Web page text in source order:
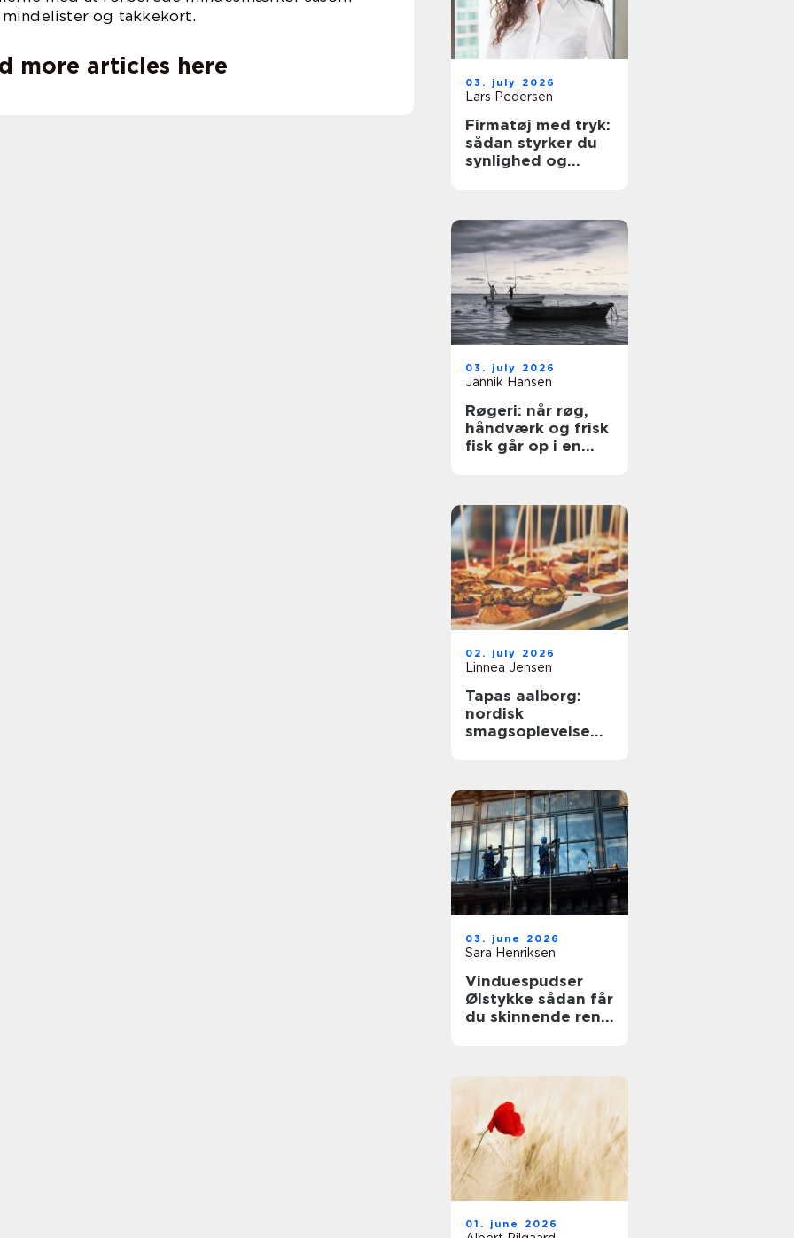
og takkekort.
more articles here
03. july 2026
Lars Pedersen
Firmatøj med tryk:
sådan styrker du
synlighed og
03. july 2026
Jannik Hansen
Røgeri: når røg,
håndværk og frisk
fisk går op i en
02. july 2026
Linnea Jensen
Tapas aalborg:
nordisk
smagsoplevelse
03. june 2026
Sara Henriksen
Vinduespudser
Ølstykke sådan får
du skinnende rene
01. june 2026